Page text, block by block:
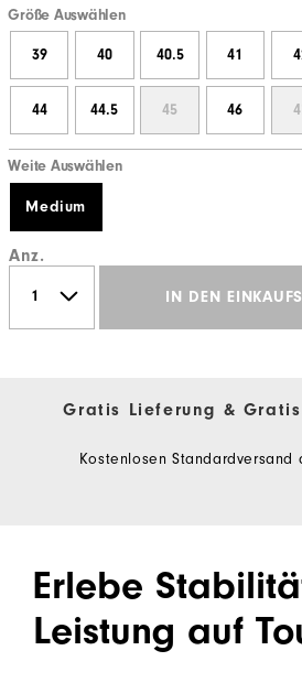
Größe Auswählen
39 40 40.5 41
44 44.5 45 46
Weite Auswählen
Medium
Anz.
IN DEN
Gratis Lieferung & Gratis
Kostenlosen Standardversand
Erlebe
Leistung auf